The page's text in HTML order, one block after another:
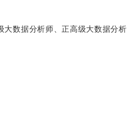
大数据分析师、正高级大数据分析